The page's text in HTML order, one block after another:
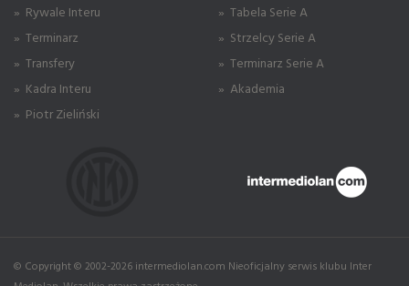
» Rywale Interu
» Terminarz
» Transfery
» Kadra Interu
» Piotr Zieliński
» Tabela Serie A
» Strzelcy Serie A
» Terminarz Serie A
» Akademia
© Copyright © 2002-2026 intermediolan.com Nieoficjalny serwis klubu Inter